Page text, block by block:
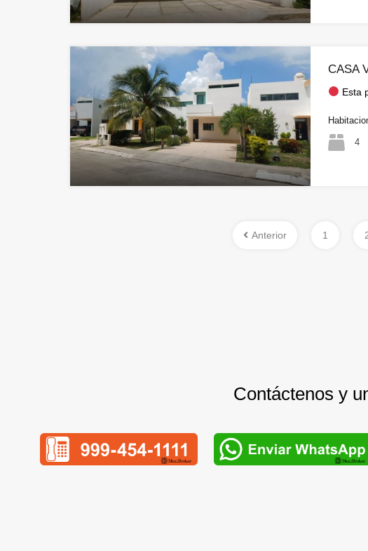
CASA
Esta
4
Anterior 1
Contáctenos y